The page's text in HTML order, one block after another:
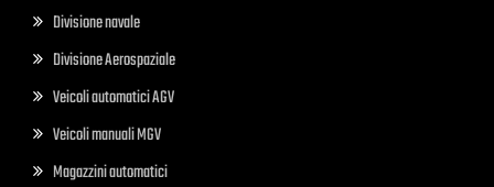
Divisione navale
Divisione Aerospaziale
Veicoli automatici AGV
Veicoli manuali MGV
Magazzini automatici